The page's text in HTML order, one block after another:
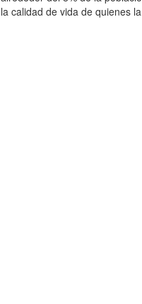
la calidad de vida de quienes